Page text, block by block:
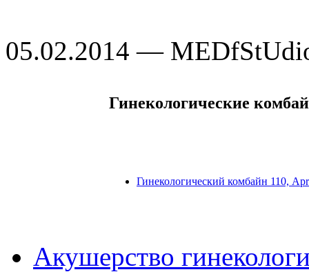
05.02.2014 —
Гинекологические
Гинекологический комбайн 110,
Акушерство